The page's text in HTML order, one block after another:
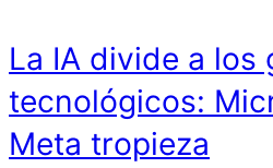
La IA divide a los
tecnológicos:
Meta tropieza